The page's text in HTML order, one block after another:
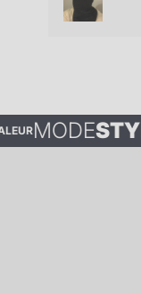
MODESTYLE